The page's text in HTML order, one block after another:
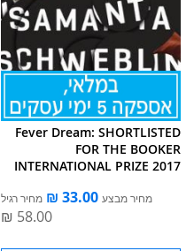
Fever Dream: SHORTLISTED
FOR THE BOOKER
INTERNATIONAL PRIZE 2017
מחיר מבצע מחיר רגיל